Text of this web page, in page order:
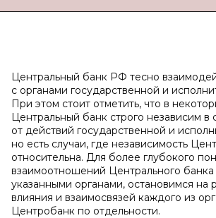
Центральный банк РФ тесно
с органами государственной и
При этом стоит отметить, что в
Центральный банк строго независим в
от действий государственной и
но есть случаи, где независимость
относительна. Для более глубокого
взаимоотношений Центрального
указанными органами, остановимся на
влияния и взаимосвязей каждого из
Центробанк по отдельности.